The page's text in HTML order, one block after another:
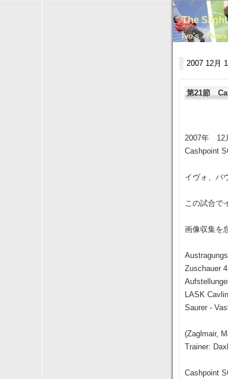
The
Ivo's News
2007 12月
第21節
2007年 12
Cashpoint
イヴォ、バ
この試合で
画像収集を
Zuschauer
LASK
Saurer -
(Zaglmair,
Trainer:
Cashpoint